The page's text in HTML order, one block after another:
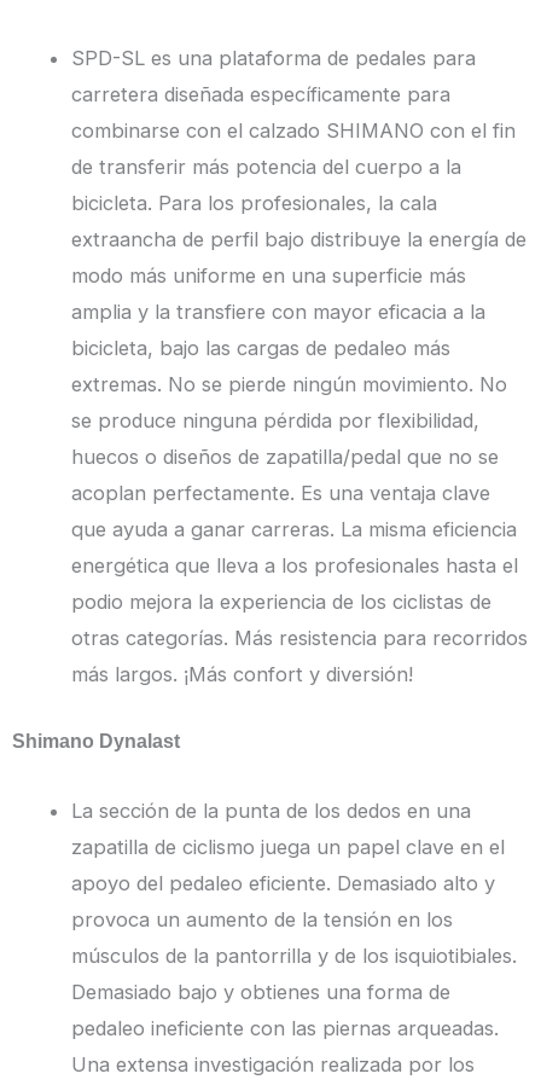
SPD-SL es una plataforma de pedales para
carretera diseñada específicamente para
combinarse con el calzado SHIMANO con el fin
de transferir más potencia del cuerpo a la
bicicleta. Para los profesionales, la cala
extraancha de perfil bajo distribuye la energía de
modo más uniforme en una superficie más
amplia y la transfiere con mayor eficacia a la
bicicleta, bajo las cargas de pedaleo más
extremas. No se pierde ningún movimiento. No
se produce ninguna pérdida por flexibilidad,
huecos o diseños de zapatilla/pedal que no se
acoplan perfectamente. Es una ventaja clave
que ayuda a ganar carreras. La misma eficiencia
energética que lleva a los profesionales hasta el
podio mejora la experiencia de los ciclistas de
otras categorías. Más resistencia para recorridos
más largos. ¡Más confort y diversión!
Shimano Dynalast
La sección de la punta de los dedos en una
zapatilla de ciclismo juega un papel clave en el
apoyo del pedaleo eficiente. Demasiado alto y
provoca un aumento de la tensión en los
músculos de la pantorrilla y de los isquiotibiales.
Demasiado bajo y obtienes una forma de
pedaleo ineficiente con las piernas arqueadas.
Una extensa investigación realizada por los